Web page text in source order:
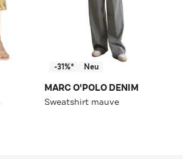
-31%* Neu
MARC O'POLO DENIM
Sweatshirt mauve